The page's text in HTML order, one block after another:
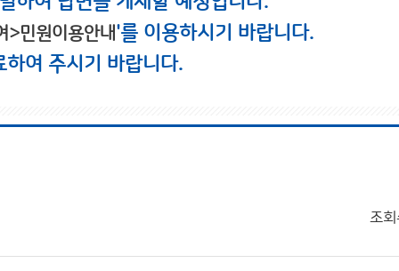
>민원이용안내'를 이용하시기 바랍니다.
여 주시기 바랍니다.
조회